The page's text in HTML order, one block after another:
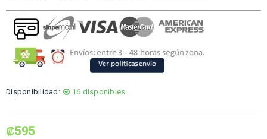
Disponibilidad: 16 disponibles
₡595